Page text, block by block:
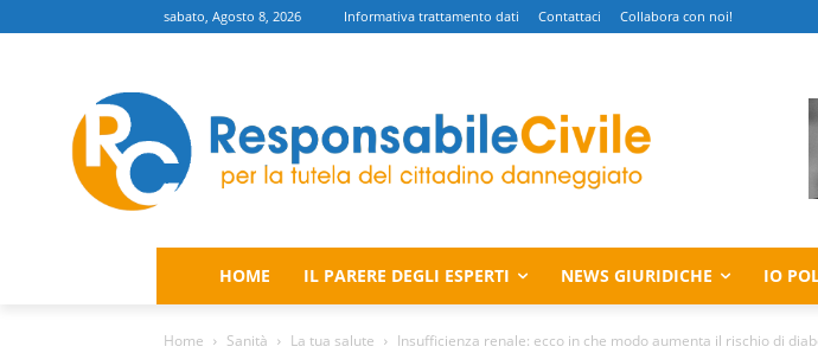
sabato, Agosto 8, 2026 Informativa trattamento dati Contattaci Collabora con noi!
HOME IL PARERE DEGLI ESPERTI NEWS GIURIDICHE IO
Home Sanità La tua salute Insufficienza renale: ecco in che modo aumenta il rischio di